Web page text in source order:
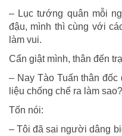
– Lục tướng quân mỗi
đậu, mình thì cùng với
làm vui.
Cẩn giật mình, thân đến
– Nay Tào Tuấn thân đốc
liệu chống chế ra làm sao?
Tốn nói:
– Tôi đã sai người dâng